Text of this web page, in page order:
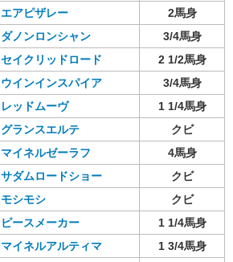
エアピザレー
2馬身
ダノンロンシャン
3/4馬身
セイクリッドロード
2 1/2馬身
ウインインスパイア
3/4馬身
レッドムーヴ
1 1/4馬身
グランスエルテ
クビ
マイネルゼーラフ
4馬身
サダムロードショー
クビ
モシモシ
クビ
ピースメーカー
1 1/4馬身
マイネルアルティマ
1 3/4馬身